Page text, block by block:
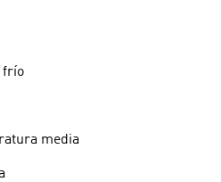
frío
media